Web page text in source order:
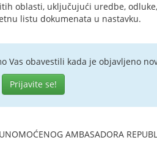
oblasti, uključujući uredbe,
listu dokumenata u nastavku.
Vas obavestili kada je objavljeno
Prijavite se!
AMBASADORA